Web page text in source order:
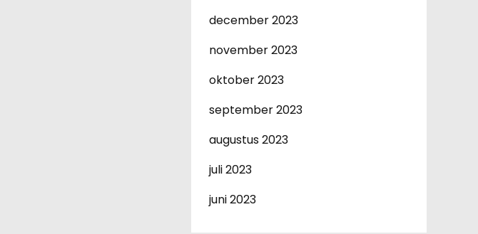
december 2023
november 2023
oktober 2023
september 2023
augustus 2023
juli 2023
juni 2023